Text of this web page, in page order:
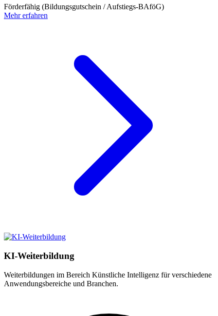
Förderfähig (Bildungsgutschein / Aufstiegs-BAföG)
Mehr erfahren
KI-Weiterbildung
Weiterbildungen im Bereich Künstliche Intelligenz für verschiedene
Anwendungsbereiche und Branchen.